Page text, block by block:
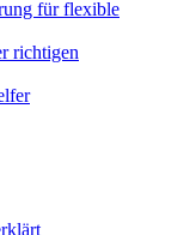
für flexible
richtigen